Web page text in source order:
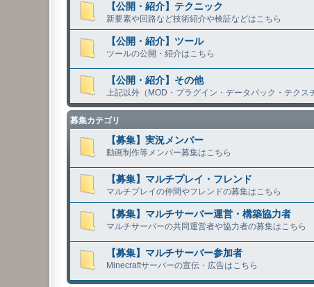
【公開・紹介】テクニック
新要素や回路など技術紹介や検証などはこちら
【公開・紹介】ツール
ツールの公開・紹介はこちら
【公開・紹介】その他
上記以外（MOD・プラグイン・データパック・テクス
募集カテゴリ
【募集】実況メンバー
動画制作等メンバー募集はこちら
【募集】マルチプレイ・フレンド
マルチプレイの仲間やフレンドの募集はこちら
【募集】マルチサーバー運営・構築協力者
マルチサーバーの共同運営者や協力者の募集はこちら
【募集】マルチサーバー参加者
Minecraftサーバーの宣伝・広告はこちら